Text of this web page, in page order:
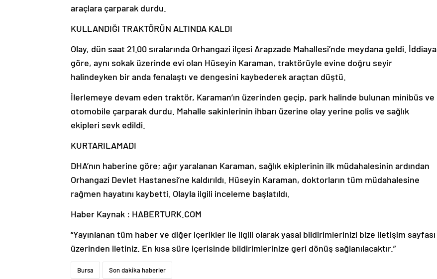
araçlara çarparak durdu.
KULLANDIĞI TRAKTÖRÜN ALTINDA KALDI
Olay, dün saat 21.00 sıralarında Orhangazi ilçesi Arapzade Mahallesi’nde meydana geldi. İddiaya
göre, aynı sokak üzerinde evi olan Hüseyin Karaman, traktörüyle evine doğru seyir
halindeyken bir anda fenalaştı ve dengesini kaybederek araçtan düştü.
İlerlemeye devam eden traktör, Karaman’ın üzerinden geçip, park halinde bulunan minibüs ve
otomobile çarparak durdu. Mahalle sakinlerinin ihbarı üzerine olay yerine polis ve sağlık
ekipleri sevk edildi.
KURTARILAMADI
DHA’nın haberine göre; ağır yaralanan Karaman, sağlık ekiplerinin ilk müdahalesinin ardından
Orhangazi Devlet Hastanesi’ne kaldırıldı. Hüseyin Karaman, doktorların tüm müdahalesine
rağmen hayatını kaybetti. Olayla ilgili inceleme başlatıldı.
Haber Kaynak : HABERTURK.COM
“Yayınlanan tüm haber ve diğer içerikler ile ilgili olarak yasal bildirimlerinizi bize iletişim sayfası
üzerinden iletiniz. En kısa süre içerisinde bildirimlerinize geri dönüş sağlanılacaktır.”
Bursa Son dakika haberler